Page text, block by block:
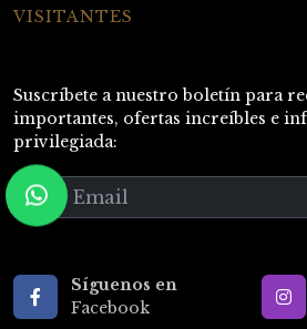
VISITANTES
Suscríbete a nuestro boletín para
importantes, ofertas increíbles e
privilegiada:
Síguenos en
Facebook